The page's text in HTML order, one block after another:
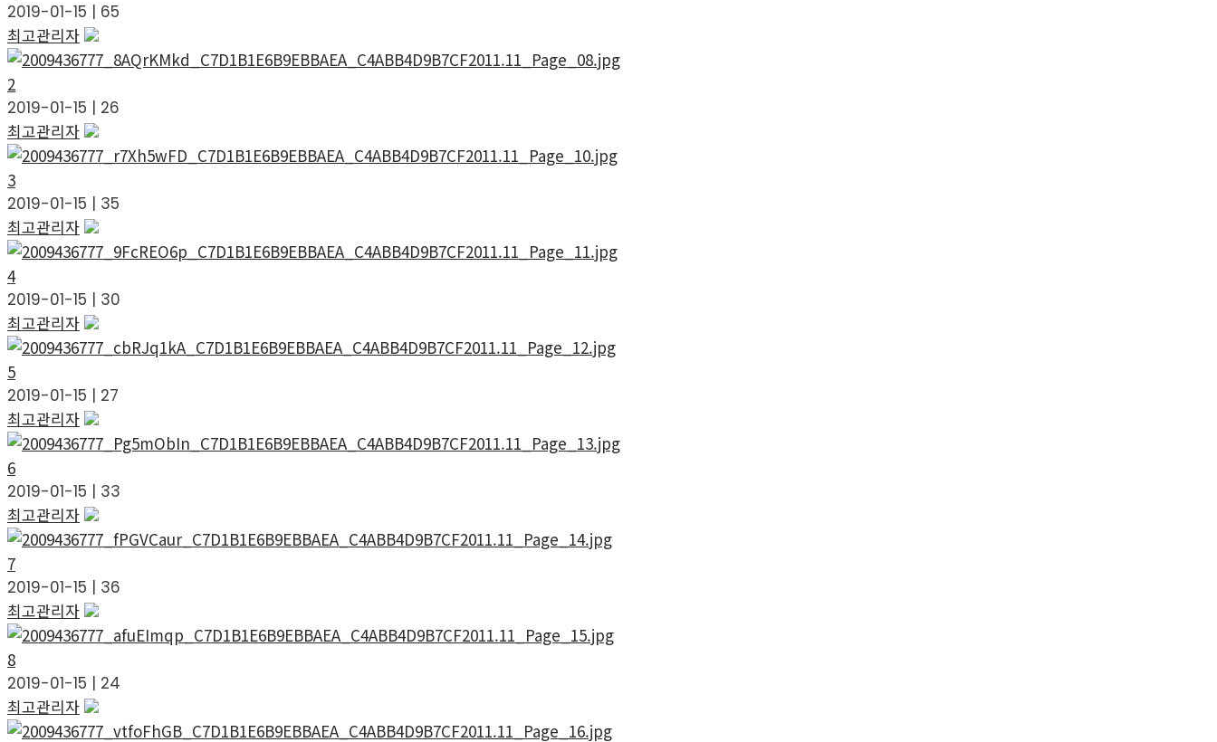
2019-01-15 | 65
최고관리자
2
2019-01-15 | 26
최고관리자
3
2019-01-15 | 35
최고관리자
4
2019-01-15 | 30
최고관리자
5
2019-01-15 | 27
최고관리자
6
2019-01-15 | 33
최고관리자
7
2019-01-15 | 36
최고관리자
8
2019-01-15 | 24
최고관리자